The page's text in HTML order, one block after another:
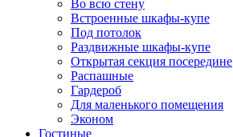
Во всю стену
Встроенные шкафы-купе
Под потолок
Раздвижные шкафы-купе
Открытая секция посередине
Распашные
Гардероб
Для маленького помещения
Эконом
Гостиные